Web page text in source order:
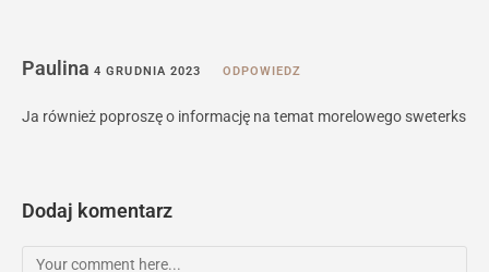
Paulina 4 GRUDNIA 2023 ODPOWIEDZ
Ja również poproszę o informację na temat morelowego sweterks
Dodaj komentarz
Comment